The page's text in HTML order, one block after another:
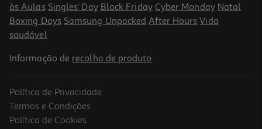
às Aulas Singles' Day Black Friday Cyber Monday Natal
Boxing Days Samsung Unpacked After Hours Vida
saudável
Informação de recolha de produto.
Política de Privacidade
Termos e Condições
Política de Cookies